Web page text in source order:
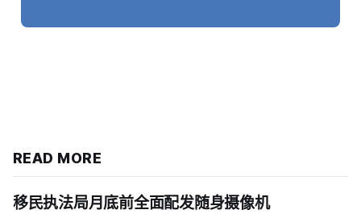
READ MORE
移民执法局月底前全面配发随身摄像机